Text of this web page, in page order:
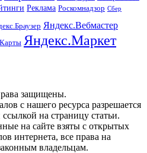
Реклама Роскомнадзор Сбер
Яндекс.Вебмастер
Яндекс.Маркет
защищены.
с нашего ресурса разрешается
на страницу статьи.
на сайте взяты с открытых
интернета, все права на
владельцам.